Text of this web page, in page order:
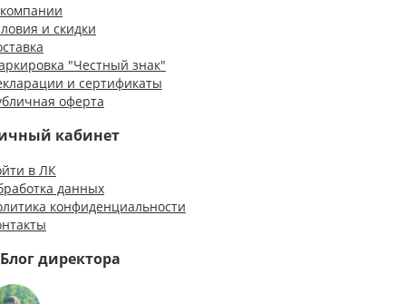
и скидки
"Честный знак"
и сертификаты
оферта
кабинет
в ЛК
данных
конфиденциальности
Блог директора